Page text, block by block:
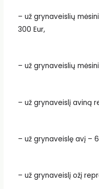
– už grynaveislių
300 Eur,
– už grynaveislių
– už grynaveislį aviną
– už grynaveislę avį –
– už grynaveislį ožį